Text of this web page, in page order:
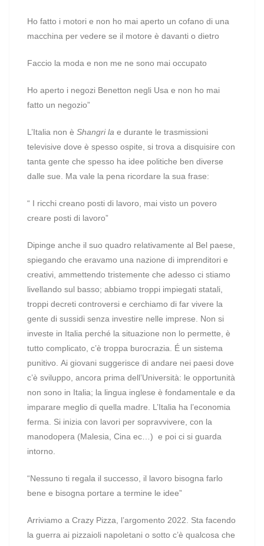
Ho fatto i motori e non ho mai aperto un cofano di una
macchina per vedere se il motore è davanti o dietro
Faccio la moda e non me ne sono mai occupato
Ho aperto i negozi Benetton negli Usa e non ho mai
fatto un negozio”
L’Italia non è Shangri la e durante le trasmissioni
televisive dove è spesso ospite, si trova a disquisire con
tanta gente che spesso ha idee politiche ben diverse
dalle sue. Ma vale la pena ricordare la sua frase:
“ I ricchi creano posti di lavoro, mai visto un povero
creare posti di lavoro”
Dipinge anche il suo quadro relativamente al Bel paese,
spiegando che eravamo una nazione di imprenditori e
creativi, ammettendo tristemente che adesso ci stiamo
livellando sul basso; abbiamo troppi impiegati statali,
troppi decreti controversi e cerchiamo di far vivere la
gente di sussidi senza investire nelle imprese. Non si
investe in Italia perché la situazione non lo permette, è
tutto complicato, c’è troppa burocrazia. É un sistema
punitivo. Ai giovani suggerisce di andare nei paesi dove
c’è sviluppo, ancora prima dell’Università: le opportunità
non sono in Italia; la lingua inglese è fondamentale e da
imparare meglio di quella madre. L’Italia ha l’economia
ferma. Si inizia con lavori per sopravvivere, con la
manodopera (Malesia, Cina ec…) e poi ci si guarda
intorno.
“Nessuno ti regala il successo, il lavoro bisogna farlo
bene e bisogna portare a termine le idee”
Arriviamo a Crazy Pizza, l’argomento 2022. Sta facendo
la guerra ai pizzaioli napoletani o sotto c’è qualcosa che